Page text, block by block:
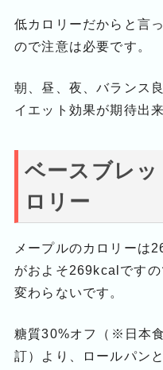
低カロリーだからと言
ので注意は必要です。
朝、昼、夜、バランス
イエット効果が期待出来
ベースブレ
ロリー
メープルのカロリーは
がおよそ269kcalです
変わらないです。
糖質30%オフ（※日本
訂）より、ロールパン